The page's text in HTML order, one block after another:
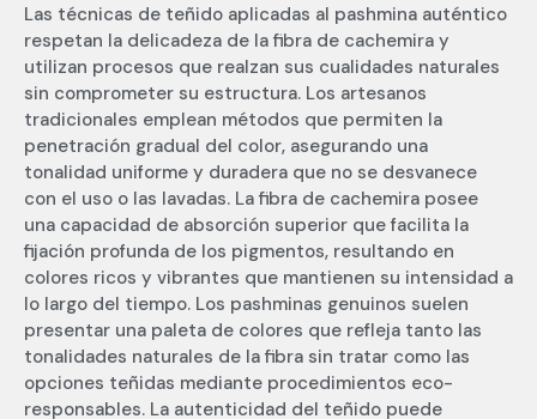
Las técnicas de teñido aplicadas al pashmina auténtico
respetan la delicadeza de la fibra de cachemira y
utilizan procesos que realzan sus cualidades naturales
sin comprometer su estructura. Los artesanos
tradicionales emplean métodos que permiten la
penetración gradual del color, asegurando una
tonalidad uniforme y duradera que no se desvanece
con el uso o las lavadas. La fibra de cachemira posee
una capacidad de absorción superior que facilita la
fijación profunda de los pigmentos, resultando en
colores ricos y vibrantes que mantienen su intensidad a
lo largo del tiempo. Los pashminas genuinos suelen
presentar una paleta de colores que refleja tanto las
tonalidades naturales de la fibra sin tratar como las
opciones teñidas mediante procedimientos eco-
responsables. La autenticidad del teñido puede